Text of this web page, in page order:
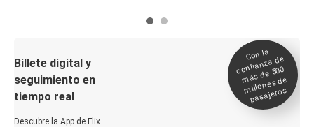
Billete digital y
seguimiento en
tiempo real
Descubre la App de Flix
Con la
confianza de
más de 500
millones de
pasajeros